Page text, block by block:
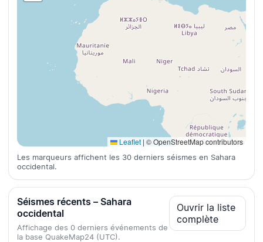
Leaflet | © OpenStreetMap contributors
Les marqueurs affichent les 30 derniers séismes en Sahara
occidental.
Séismes récents – Sahara
occidental
Affichage des 0 derniers événements de
la base QuakeMap24 (UTC).
Ouvrir la liste
complète